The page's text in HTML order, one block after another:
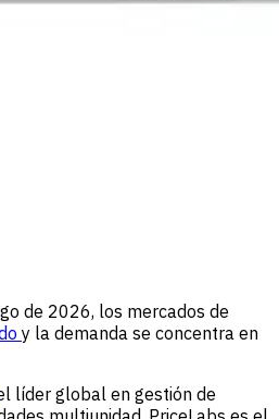
de 2026, los mercados de
y la demanda se concentra en
líder global en gestión de